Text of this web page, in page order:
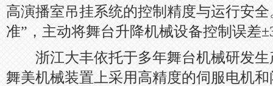
高演播室吊挂系统的控制精度与运行安
准”，主动将舞台升降机械设备控制误差
浙江大丰依托于多年舞台机械研发生
舞美机械装置上采用高精度的伺服电机